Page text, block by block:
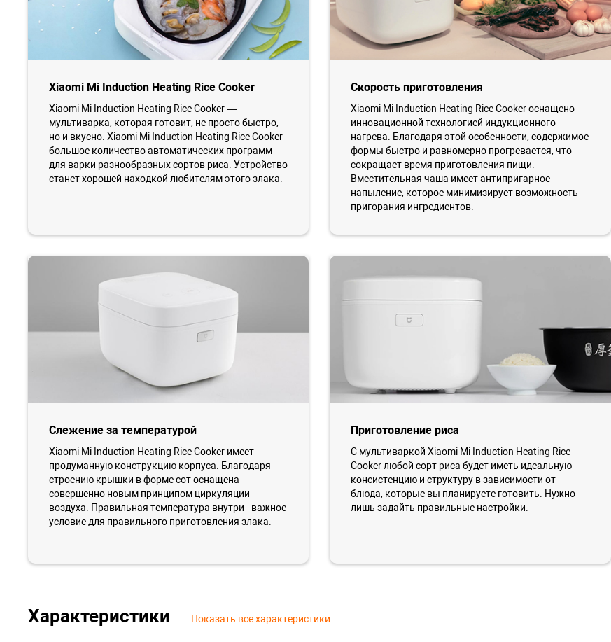
Xiaomi Mi Induction Heating Rice Cooker
Xiaomi Mi Induction Heating Rice Cooker —
мультиварка, которая готовит, не просто быстро,
но и вкусно. Xiaomi Mi Induction Heating Rice Cooker
большое количество автоматических программ
для варки разнообразных сортов риса. Устройство
станет хорошей находкой любителям этого злака.
Скорость приготовления
Xiaomi Mi Induction Heating Rice Cooker оснащено
инновационной технологией индукционного
нагрева. Благодаря этой особенности, содержимое
формы быстро и равномерно прогревается, что
сокращает время приготовления пищи.
Вместительная чаша имеет антипригарное
напыление, которое минимизирует возможность
пригорания ингредиентов.
Слежение за температурой
Xiaomi Mi Induction Heating Rice Cooker имеет
продуманную конструкцию корпуса. Благодаря
строению крышки в форме сот оснащена
совершенно новым принципом циркуляции
воздуха. Правильная температура внутри - важное
условие для правильного приготовления злака.
Приготовление риса
С мультиваркой Xiaomi Mi Induction Heating Rice
Cooker любой сорт риса будет иметь идеальную
консистенцию и структуру в зависимости от
блюда, которые вы планируете готовить. Нужно
лишь задайть правильные настройки.
Характеристики Показать все характеристики